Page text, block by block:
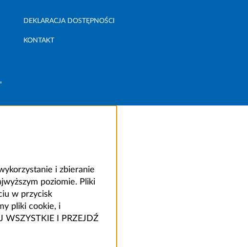
DEKLARACJA DOSTĘPNOŚCI
KONTAKT
i zbieranie
poziomie. Pliki
w przycisk
pliki cookie, i
I PRZEJDŹ